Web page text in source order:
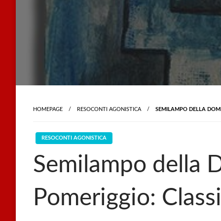
HOMEPAGE RESOCONTI AGONISTICA SEMILAMPO DELLA
RESOCONTI AGONISTICA
Semilampo della
Pomeriggio: